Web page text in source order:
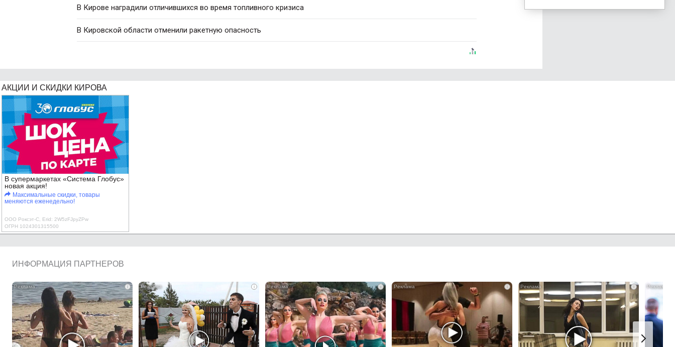
В Кирове наградили отличившихся во время топливного кризиса
В Кировской области отменили ракетную опасность
АКЦИИ И СКИДКИ КИРОВА
В супермаркетах «Система Глобус»
новая акция!
Максимальные скидки, товары
меняются еженедельно!
ООО Роксэт-С, Erid: 2W5zFJpyZPw
ОГРН 1024301315500
ИНФОРМАЦИЯ ПАРТНЕРОВ
i i i i i